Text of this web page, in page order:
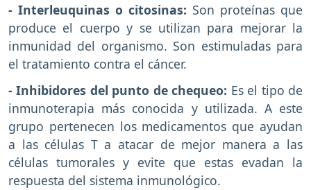
- Interleuquinas o citosinas: Son proteínas que
produce el cuerpo y se utilizan para mejorar la
inmunidad del organismo. Son estimuladas para
el tratamiento contra el cáncer.
- Inhibidores del punto de chequeo: Es el tipo de
inmunoterapia más conocida y utilizada. A este
grupo pertenecen los medicamentos que ayudan
a las células T a atacar de mejor manera a las
células tumorales y evite que estas evadan la
respuesta del sistema inmunológico.